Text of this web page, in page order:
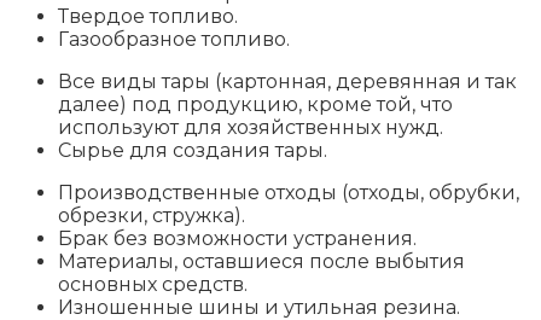
Твердое топливо.
Газообразное топливо.
Все виды тары (картонная, деревянная и так
далее) под продукцию, кроме той, что
используют для хозяйственных нужд.
Сырье для создания тары.
Производственные отходы (отходы, обрубки,
обрезки, стружка).
Брак без возможности устранения.
Материалы, оставшиеся после выбытия
основных средств.
Изношенные шины и утильная резина.